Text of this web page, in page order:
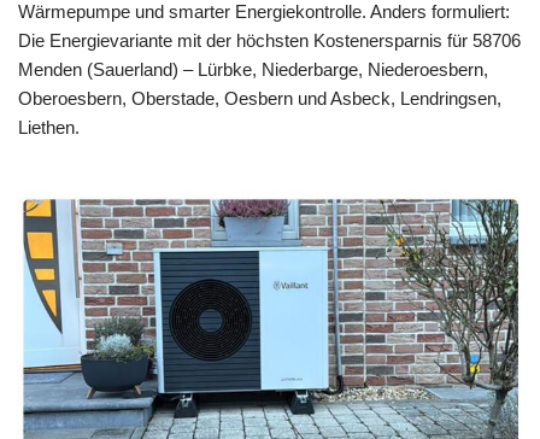
Wärmepumpe und smarter Energiekontrolle. Anders formuliert:
Die Energievariante mit der höchsten Kostenersparnis für 58706
Menden (Sauerland) – Lürbke, Niederbarge, Niederoesbern,
Oberoesbern, Oberstade, Oesbern und Asbeck, Lendringsen,
Liethen.